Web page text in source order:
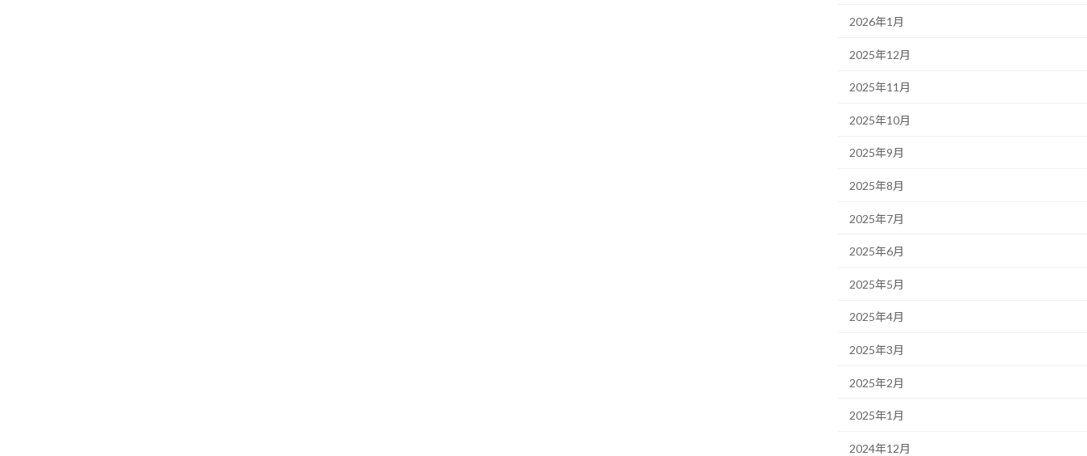
2026年1月
2025年12月
2025年11月
2025年10月
2025年9月
2025年8月
2025年7月
2025年6月
2025年5月
2025年4月
2025年3月
2025年2月
2025年1月
2024年12月